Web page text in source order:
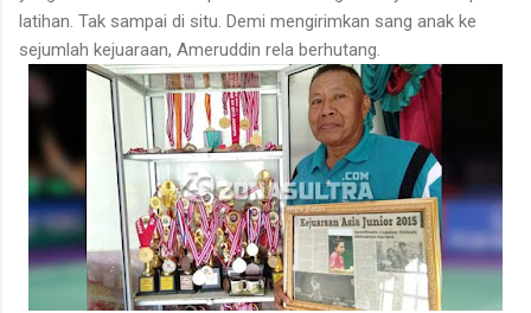
latihan. Tak sampai di situ. Demi mengirimkan sang anak ke
sejumlah kejuaraan, Ameruddin rela berhutang.